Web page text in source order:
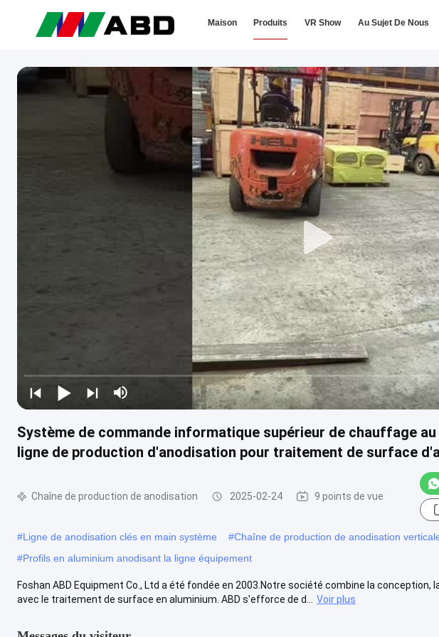
Maison Produits VR Show Au Sujet De Nous
Système de commande informatique supérieur de chauffage
ligne de production d'anodisation pour traitement de surface
Chaîne de production de anodisation 2025-02-24 9 points de vue
#Ligne de anodisation clés en main système #Chaîne de production de anodisation
#Profils en aluminium anodisant la ligne équipement
Foshan ABD Equipment Co., Ltd a été fondée en 2003.Notre société combine la
avec le traitement de surface en aluminium. ABD s'efforce de d...
Voir plus